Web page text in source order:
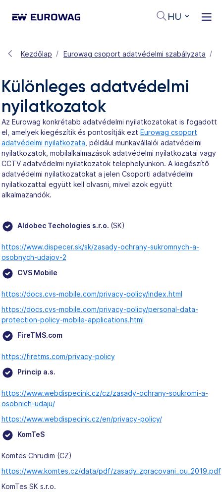
HU
Kezdőlap Eurowag csoport adatvédelmi szabályzata
Különleges adatvédelmi
nyilatkozatok
Az Eurowag konkrétabb adatvédelmi nyilatkozatokat is fogadott
el, amelyek kiegészítik és pontosítják ezt Eurowag csoport
adatvédelmi nyilatkozata , például munkavállalói adatvédelmi
nyilatkozatok, mobilalkalmazások adatvédelmi nyilatkozatai vagy
CCTV adatvédelmi nyilatkozatok telephelyünkön. A kiegészítő
adatvédelmi nyilatkozatokat a jelen Csoporti adatvédelmi
nyilatkozattal együtt kell olvasni, mivel azok együtt
alkalmazandók.
Aldobec Techologies s.r.o. (SK)
https://www.dispecer.sk/sk/zasady-ochrany-sukromnych-a-
osobnych-udajov-2
CVS Mobile
https://docs.cvs-mobile.com/privacy-policy/index.html
https://docs.cvs-mobile.com/privacy-policy/personal-data-
protection-policy-mobile-applications.html
FireTMS.com
https://firetms.com/privacy-policy
Princip a.s.
https://www.webdispecink.cz/cz/zasady-ochrany-soukromi-a-
osobnich-udaju/
https://www.webdispecink.cz/en/privacy-policy/
KomTeS
Komtes Chrudim (CZ)
https://www.komtes.cz/data/pdf/zasady_zpracovani_ou_2019.pdf
KomTes SK s.r.o.